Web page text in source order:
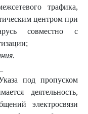
трафика,
центром при
совместно с
.
под пропуском
деятельность,
электросвязи